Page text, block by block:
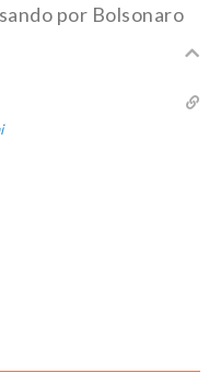
por Bolsonaro